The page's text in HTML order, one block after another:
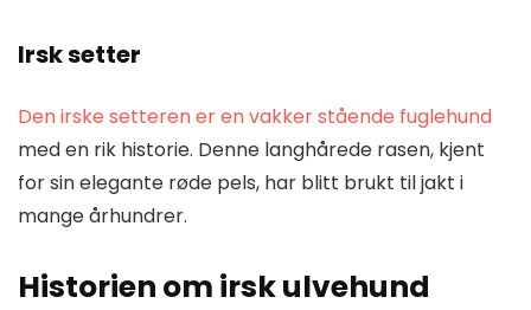
Irsk setter
Den irske setteren er en vakker stående fuglehund
med en rik historie. Denne langhårede rasen, kjent
for sin elegante røde pels, har blitt brukt til jakt i
mange århundrer.
Historien om irsk ulvehund